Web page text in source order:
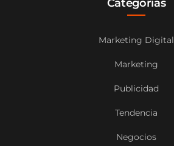
Categorías
Marketing Digital
Marketing
Publicidad
Tendencia
Negocios